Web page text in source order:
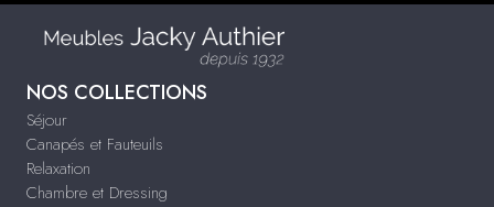
NOS COLLECTIONS
Séjour
Canapés et Fauteuils
Relaxation
Chambre et Dressing